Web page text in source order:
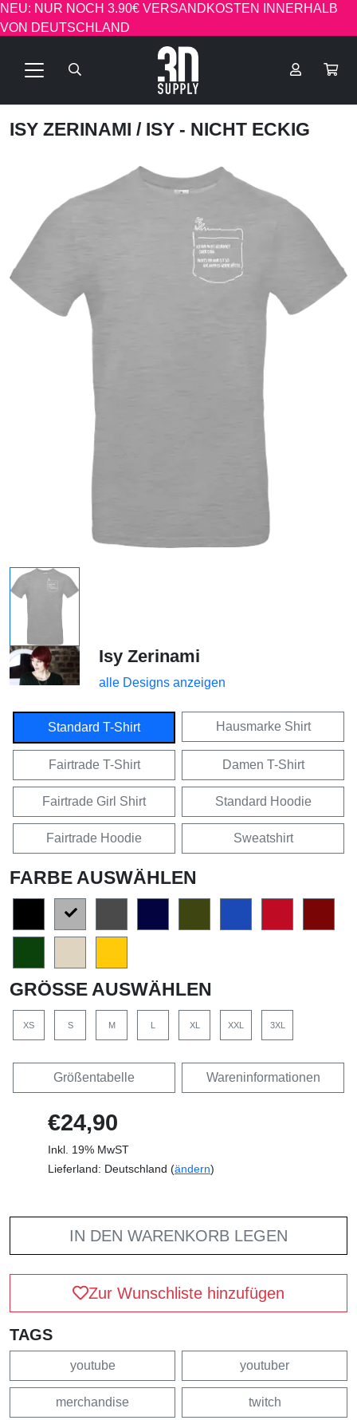
NEU: NUR NOCH 3.90€ VERSANDKOSTEN INNERHALB
VON DEUTSCHLAND
ISY ZERINAMI / ISY - NICHT ECKIG
Isy Zerinami
alle Designs anzeigen
Standard T-Shirt Hausmarke Shirt
Fairtrade T-Shirt Damen T-Shirt
Fairtrade Girl Shirt Standard Hoodie
Fairtrade Hoodie Sweatshirt
FARBE AUSWÄHLEN
GRÖSSE AUSWÄHLEN
XS S M L XL XXL 3XL
Größentabelle Wareninformationen
€24,90
Inkl. 19% MwST
Lieferland: Deutschland (ändern)
IN DEN WARENKORB LEGEN
Zur Wunschliste hinzufügen
TAGS
youtube youtuber
merchandise twitch